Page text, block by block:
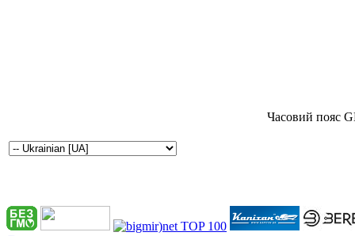
Часовий пояс